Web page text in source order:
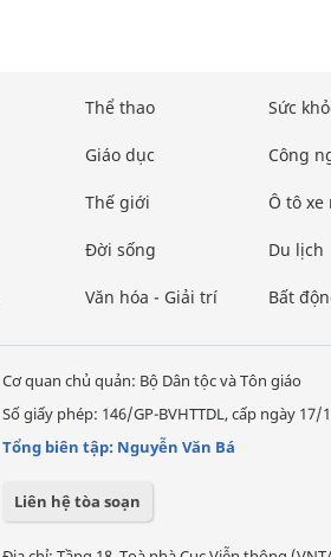
Thể thao
Giáo dục
Thế giới
Đời sống
Văn hóa - Giải trí
Sức
Công
Ô tô xe
Du lịch
Bất
Cơ quan chủ quản: Bộ Dân tộc và Tôn giáo
Số giấy phép: 146/GP-BVHTTDL, cấp ngày 17/
Tổng biên tập: Nguyễn Văn Bá
Liên hệ tòa soạn